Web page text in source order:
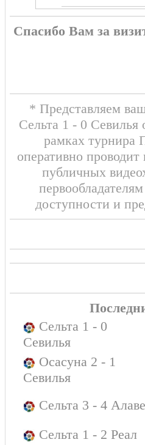
Спасибо Вам за
* Представляем
Сельта 1 - 0
рамках турнира
оперативно
публичных
доступности и
Сельта 1 - 0
Севилья
Осасуна 2 - 1
Севилья
Сельта 3 - 4
Сельта 1 - 2 Реал